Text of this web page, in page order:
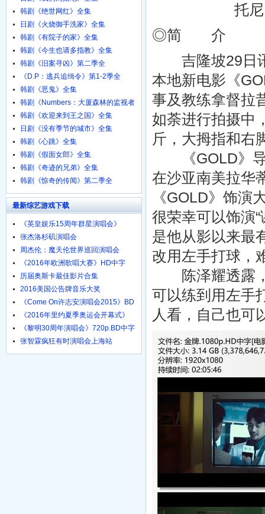
托尼·尤索
◎简 介
吉隆坡29日讯
本地新电影《
事及教练拿督拉
如荼进行拍摄中
斤，大拇指和右
《GOLD》导
在沙亚南美拉华
《GOLD》饰演
很荣幸可以饰演
是他从影以来最
改用左手打球，
陈泽耀透露，
可以练到用左手
人看，自己也可
韩剧《绝世网红》全集
日剧《火烧御手洗家》全集
韩剧《有院子的家》全集
韩剧《今生也请多指教》全集
韩剧《旧案寻凶》第二季全
《D.P：逃兵追缉令》第1-2季全
韩剧《恶鬼》全集
韩剧《Numbers：大厦森林的监视者
们》全集
韩剧《欢迎来到王之国》全集
日剧《没有季节的城市》全集
韩剧《心跳》全集
韩剧《假面女郎》全集
韩剧《奇迹的兄弟》全集
韩剧《惊奇的传闻》第二季全
最新综艺游戏下载
《英皇娱乐15周年群星演唱会》
720p.BD粤语中字
张杰洛杉矶演唱会
周杰伦：魔天伦世界巡回演唱会
《2016年欧洲歌唱大赛》HD中字
1024高清
历届奥斯卡最佳影片合集
2016美国公告牌音乐大奖
《Come On许志安演唱会2015》BD
粤语中字
《2016年里约夏季奥运会开幕式》
HD国语
《黎明30周年演唱会》720p.BD中字
张智霖疯狂有时演唱会上海站